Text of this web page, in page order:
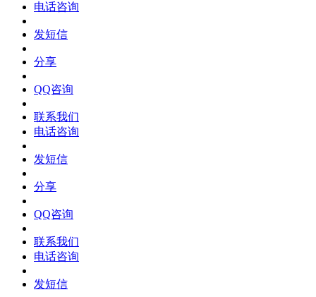
电话咨询
发短信
分享
QQ咨询
联系我们
电话咨询
发短信
分享
QQ咨询
联系我们
电话咨询
发短信